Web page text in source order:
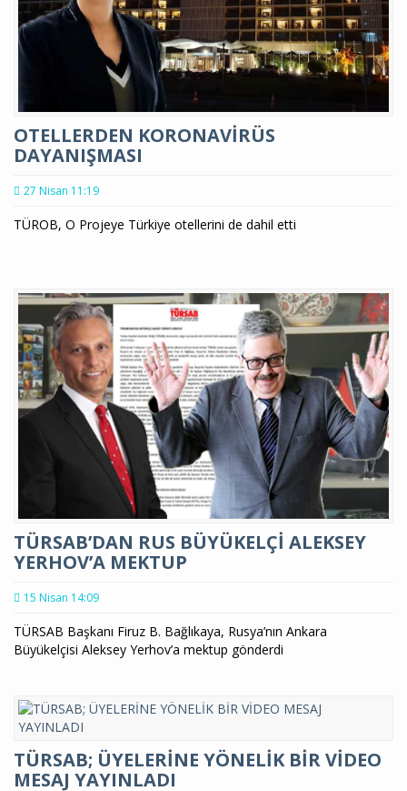
OTELLERDEN KORONAVİRÜS
DAYANIŞMASI
27 Nisan 11:19
TÜROB, O Projeye Türkiye otellerini de dahil etti
TÜRSAB’DAN RUS BÜYÜKELÇİ ALEKSEY
YERHOV’A MEKTUP
15 Nisan 14:09
TÜRSAB Başkanı Firuz B. Bağlıkaya, Rusya’nın Ankara
Büyükelçisi Aleksey Yerhov’a mektup gönderdi
TÜRSAB; ÜYELERİNE YÖNELİK BİR VİDEO
MESAJ YAYINLADI